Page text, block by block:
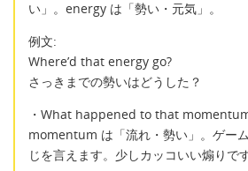
い」。energy は「勢い・元気」。
例文:
Where’d that energy go?
さっきまでの勢いはどうした？
・What happened to that
momentum は「流れ・勢い」。ゲー
じを言えます。少しカッコいい煽りです